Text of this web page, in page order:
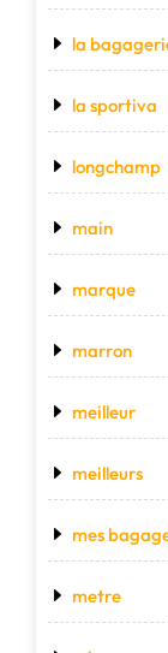
la
la sportiva
longchamp
main
marque
marron
meilleur
meilleurs
mes
metre